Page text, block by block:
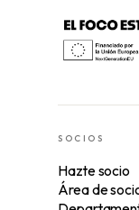
SOCIOS
Hazte socio
Área de